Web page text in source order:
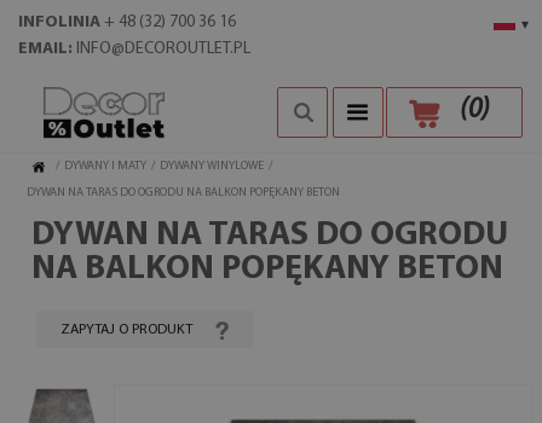
▾
INFOLINIA + 48 (32) 700 36 16
EMAIL: INFO@DECOROUTLET.PL
(0)
/ DYWANY I MATY / DYWANY WINYLOWE /
DYWAN NA TARAS DO OGRODU NA BALKON POPĘKANY BETON
DYWAN NA TARAS DO OGRODU
NA BALKON POPĘKANY BETON
ZAPYTAJ O PRODUKT